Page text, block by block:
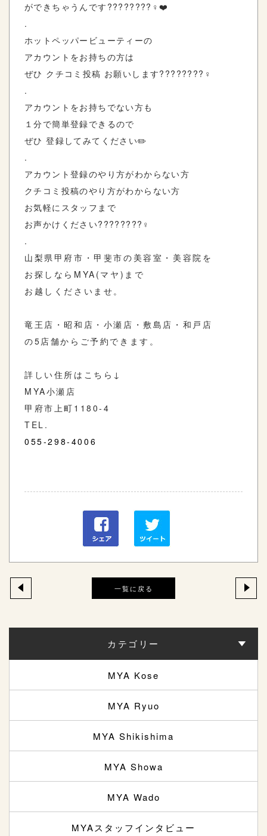
ができちゃうんです????????‍♀️❤️
.
ホットペッパービューティーの
アカウントをお持ちの方は
ぜひ クチコミ投稿 お願いします????????‍♀️
.
アカウントをお持ちでない方も
１分で簡単登録できるので
ぜひ 登録してみてください✏️
.
アカウント登録のやり方がわからない方
クチコミ投稿のやり方がわからない方
お気軽にスタッフまで
お声かけください????????‍♀️
.
山梨県甲府市・甲斐市の美容室・美容院を
お探しならMYA(マヤ)まで
お越しくださいませ。
竜王店・昭和店・小瀬店・敷島店・和戸店
の5店舗からご予約できます。
詳しい住所はこちら↓
MYA小瀬店
甲府市上町1180-4
TEL.
055-298-4006
一覧に戻る
カテゴリー
MYA Kose
MYA Ryuo
MYA Shikishima
MYA Showa
MYA Wado
MYAスタッフインタビュー